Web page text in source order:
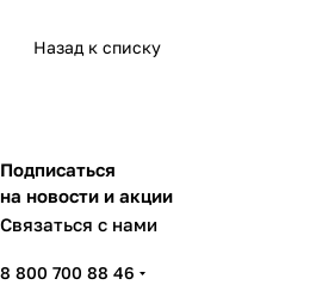
Назад к списку
Подписаться
на новости и акции
Связаться с нами
8 800 700 88 46